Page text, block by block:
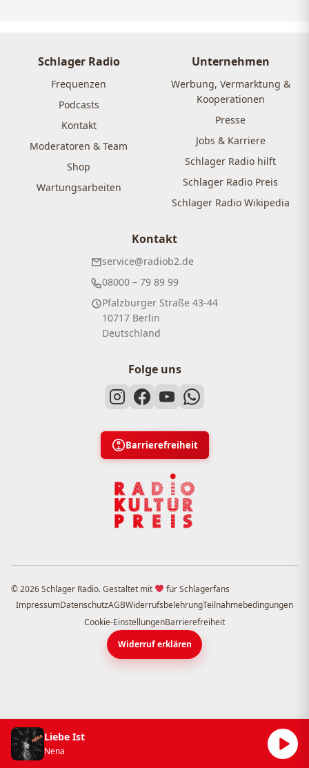
Schlager Radio
Frequenzen
Podcasts
Kontakt
Moderatoren & Team
Shop
Wartungsarbeiten
Unternehmen
Werbung, Vermarktung &
Kooperationen
Presse
Jobs & Karriere
Schlager Radio hilft
Schlager Radio Preis
Schlager Radio Wikipedia
Kontakt
service@radiob2.de
08000 – 79 89 99
Pfalzburger Straße 43-44
10717 Berlin
Deutschland
Folge uns
Barrierefreiheit
© 2026 Schlager Radio. Gestaltet mit
für Schlagerfans
ImpressumDatenschutzAGBWiderrufsbelehrungTeilnahmebedingungen
Cookie-EinstellungenBarrierefreiheit
Widerruf erklären
Liebe Ist
Nena